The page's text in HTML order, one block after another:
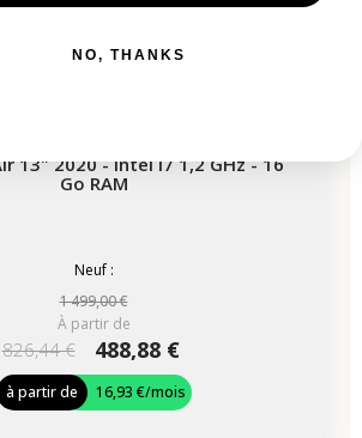
13" 2020 - Intel i7 1,2 GHz - 16
Go RAM
Neuf :
1 499,00 €
À partir de
826,44 € 488,88 €
à partir de 16,93 €/mois
NO, THANKS